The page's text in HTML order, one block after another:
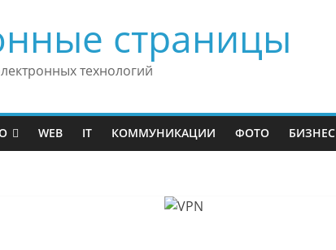
страницы
технологий
WEB IT КОММУНИКАЦИИ ФОТО БИЗНЕС